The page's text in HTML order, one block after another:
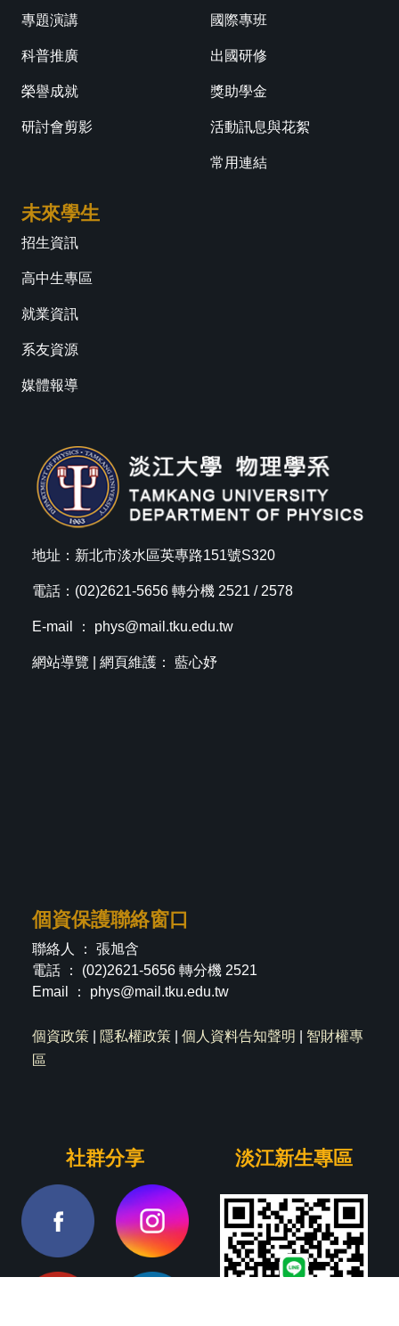
專題演講
科普推廣
榮譽成就
研討會剪影
國際專班
出國研修
獎助學金
活動訊息與花絮
常用連結
未來學生
招生資訊
高中生專區
就業資訊
系友資源
媒體報導
地址：新北市淡水區英專路151號S320
電話：(02)2621-5656 轉分機 2521 / 2578
E-mail ： phys@mail.tku.edu.tw
網站導覽 | 網頁維護： 藍心妤
個資保護聯絡窗口
聯絡人 ： 張旭含
電話 ： (02)2621-5656 轉分機 2521
Email ： phys@mail.tku.edu.tw
個資政策 隱私權政策 個人資料告知聲明
智財權專
區
社群分享 淡江新生專區